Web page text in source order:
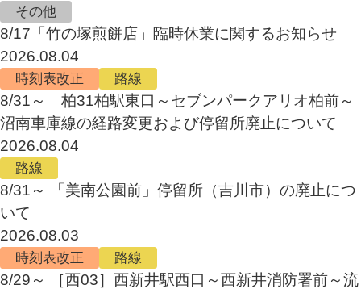
その他
8/17「竹の塚煎餅店」臨時休業に関するお知らせ
2026.08.04
時刻表改正 路線
8/31～ 柏31柏駅東口～セブンパークアリオ柏前～
沼南車庫線の経路変更および停留所廃止について
2026.08.04
路線
8/31～ 「美南公園前」停留所（吉川市）の廃止につ
いて
2026.08.03
時刻表改正 路線
8/29～ ［西03］西新井駅西口～西新井消防署前～流